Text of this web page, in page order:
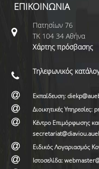
ΕΠΙΚΟΙΝΩΝΙΑ
Πατησίων 76
ΤΚ 104 34 Αθήνα
Χάρτης πρόσβασης
Τηλεφωνικός
Εκπαίδευση:
Διοικητικές
Κέντρο Επιμόρφωσης
Ειδικός Λογαριασμός
Ιστοσελίδα: